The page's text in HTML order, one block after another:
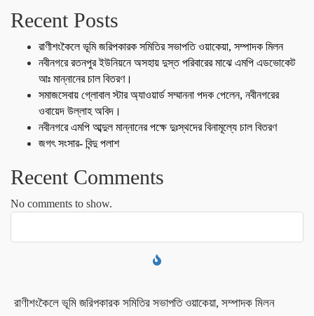
Recent Posts
রাণীশংকৈলে ভূমি জরিপকারক সমিতির সভাপতি ওয়াকেয়া, সম্পাদক মিলন
নবীনগরে রতনপুর ইউনিয়নে অসহায় দুস্ত পরিবারের মাঝে এমপি এডভোকেট
আঃ মান্নানের চাল বিতরণ।
সমাজসেবায় গ্লোবাল স্টার অ্যাওয়ার্ড সম্মাননা পদক পেলেন, নবীনগরের
ওবায়েদ উল্লাহ অবিদ।
নবীনগরে এমপি আব্দুল মান্নানের পক্ষে দুঃস্থদের বিনামূল্যে চাল বিতরণ
জগৎ সংসার- বিন্দু পলাশ
Recent Comments
No comments to show.
রাণীশংকৈলে ভূমি জরিপকারক সমিতির সভাপতি ওয়াকেয়া, সম্পাদক মিলন